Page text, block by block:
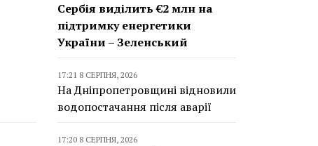
Сербія виділить €2 млн на
підтримку енергетики
України – Зеленський
17:21 8 СЕРПНЯ, 2026
На Дніпропетровщині відновили
водопостачання після аварії
17:20 8 СЕРПНЯ, 2026